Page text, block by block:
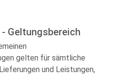
Geltungsbereich
gelten für sämtliche
und Leistungen,